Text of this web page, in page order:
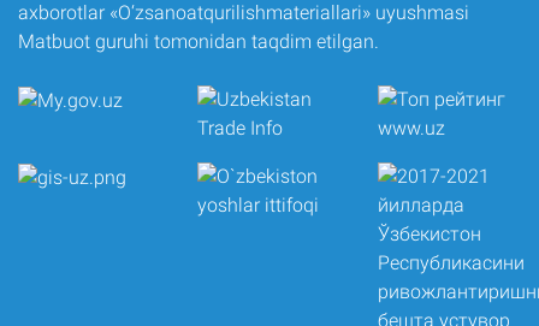
axborotlar «O‘zsanoatqurilishmateriallari» uyushmasi
Matbuot guruhi tomonidan taqdim etilgan.